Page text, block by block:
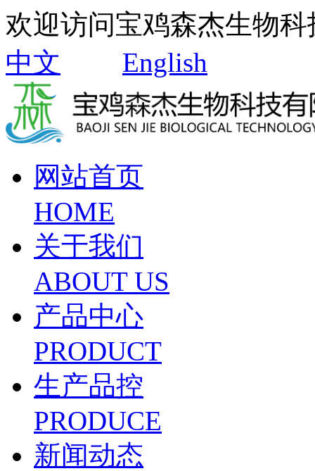
欢迎访问宝鸡森杰生物
中文
English
网站首页
HOME
关于我们
ABOUT US
产品中心
PRODUCT
生产品控
PRODUCE
新闻动态